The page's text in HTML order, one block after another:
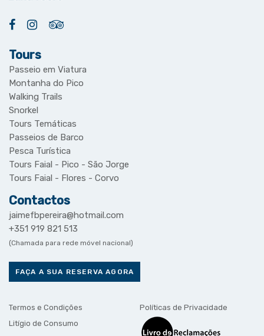
Tours
Passeio em Viatura
Montanha do Pico
Walking Trails
Snorkel
Tours Temáticas
Passeios de Barco
Pesca Turística
Tours Faial - Pico - São Jorge
Tours Faial - Flores - Corvo
Contactos
jaimefbpereira@hotmail.com
+351 919 821 513
(Chamada para rede móvel nacional)
FAÇA A SUA RESERVA AGORA
Termos e Condições
Políticas de Privacidade
Litígio de Consumo